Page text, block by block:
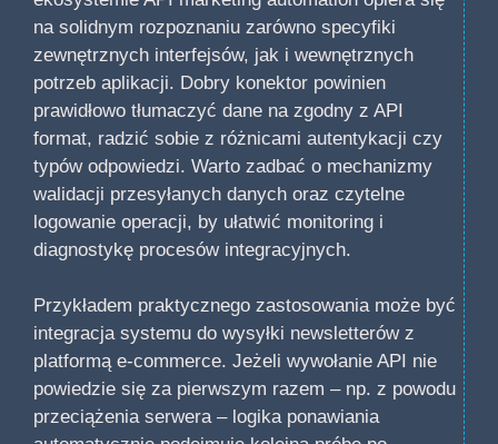
na solidnym rozpoznaniu zarówno specyfiki
zewnętrznych interfejsów, jak i wewnętrznych
potrzeb aplikacji. Dobry konektor powinien
prawidłowo tłumaczyć dane na zgodny z API
format, radzić sobie z różnicami autentykacji czy
typów odpowiedzi. Warto zadbać o mechanizmy
walidacji przesyłanych danych oraz czytelne
logowanie operacji, by ułatwić monitoring i
diagnostykę procesów integracyjnych.
Przykładem praktycznego zastosowania może być
integracja systemu do wysyłki newsletterów z
platformą e-commerce. Jeżeli wywołanie API nie
powiedzie się za pierwszym razem – np. z powodu
przeciążenia serwera – logika ponawiania